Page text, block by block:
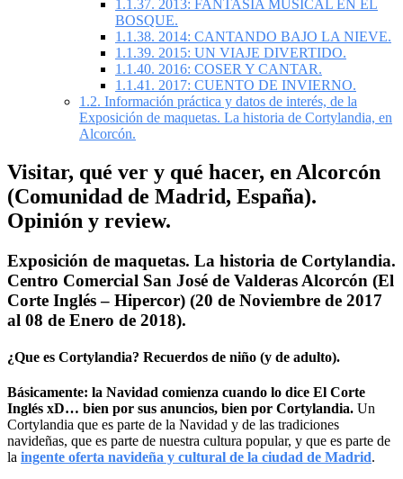
1.1.37. 2013: FANTASÍA MUSICAL EN EL
BOSQUE.
1.1.38. 2014: CANTANDO BAJO LA NIEVE.
1.1.39. 2015: UN VIAJE DIVERTIDO.
1.1.40. 2016: COSER Y CANTAR.
1.1.41. 2017: CUENTO DE INVIERNO.
1.2. Información práctica y datos de interés, de la
Exposición de maquetas. La historia de Cortylandia, en
Alcorcón.
Visitar, qué ver y qué hacer, en Alcorcón
(Comunidad de Madrid, España).
Opinión y review.
Exposición de maquetas. La historia de Cortylandia.
Centro Comercial San José de Valderas Alcorcón (El
Corte Inglés – Hipercor) (20 de Noviembre de 2017
al 08 de Enero de 2018).
¿Que es Cortylandia? Recuerdos de niño (y de adulto).
Básicamente: la Navidad comienza cuando lo dice El Corte
Inglés xD… bien por sus anuncios, bien por Cortylandia. Un
Cortylandia que es parte de la Navidad y de las tradiciones
navideñas, que es parte de nuestra cultura popular, y que es parte de
la ingente oferta navideña y cultural de la ciudad de Madrid.